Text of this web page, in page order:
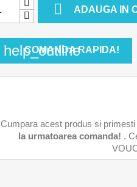
 ADAUGA IN
help_outline
COMANDA RAPIDA!
Cumpara acest produs si primesti
la urmatoarea comanda! .